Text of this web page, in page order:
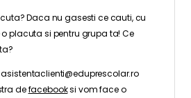
Daca nu gasesti ce cauti, cu
placuta si pentru grupa ta! Ce
defacebooksi vom face o